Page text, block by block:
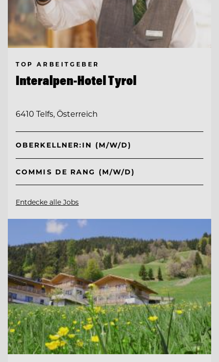
TOP ARBEITGEBER
Interalpen-Hotel Tyrol
6410 Telfs, Österreich
OBERKELLNER:IN (M/W/D)
COMMIS DE RANG (M/W/D)
Entdecke alle Jobs